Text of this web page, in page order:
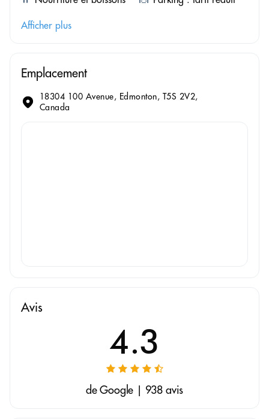
Afficher plus
Emplacement
18304 100 Avenue, Edmonton, T5S 2V2,
Canada
Avis
4.3
de Google | 938 avis